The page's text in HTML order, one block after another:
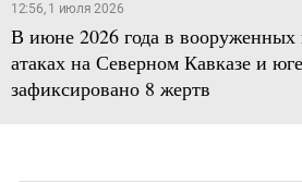
12:56, 1 июля 2026
В июне 2026 года в вооруженных
атаках на Северном Кавказе и
зафиксировано 8 жертв